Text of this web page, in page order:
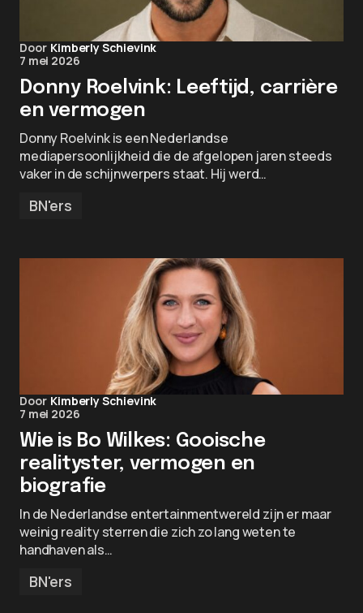
Door Kimberly Schievink
7 mei 2026
Donny Roelvink: Leeftijd, carrière
en vermogen
Donny Roelvink is een Nederlandse
mediapersoonlijkheid die de afgelopen jaren steeds
vaker in de schijnwerpers staat. Hij werd…
BN'ers
Door Kimberly Schievink
7 mei 2026
Wie is Bo Wilkes: Gooische
realityster, vermogen en
biografie
In de Nederlandse entertainmentwereld zijn er maar
weinig reality sterren die zich zo lang weten te
handhaven als…
BN'ers